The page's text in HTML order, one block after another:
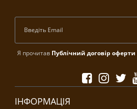
Я прочитав Публічний договір оферти
ІНФОРМАЦІЯ